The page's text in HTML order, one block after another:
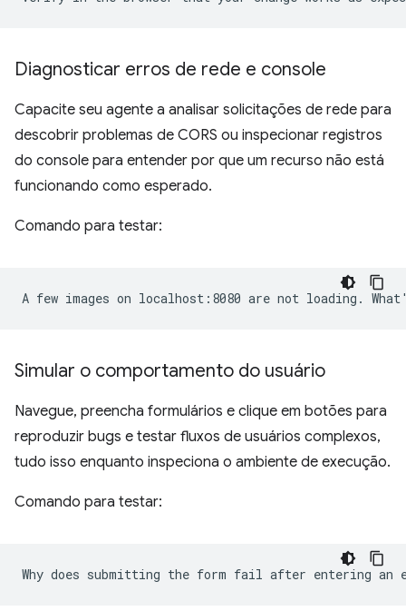
Diagnosticar erros de rede e console
Capacite seu agente a analisar solicitações de rede para
descobrir problemas de CORS ou inspecionar registros
do console para entender por que um recurso não está
funcionando como esperado.
Comando para testar:
Simular o comportamento do usuário
Navegue, preencha formulários e clique em botões para
reproduzir bugs e testar fluxos de usuários complexos,
tudo isso enquanto inspeciona o ambiente de execução.
Comando para testar: